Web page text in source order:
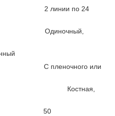
2 линии по 24
Одиночный,
или
Костная,
50